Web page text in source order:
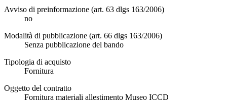
Avviso di preinformazione (art. 63 dlgs 163/2006)
no
Modalità di pubblicazione (art. 66 dlgs 163/2006)
Senza pubblicazione del bando
Tipologia di acquisto
Fornitura
Oggetto del contratto
Fornitura materiali allestimento Museo ICCD